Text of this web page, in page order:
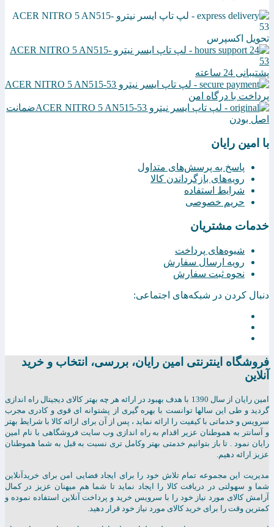
تحویل اکسپرس
پشتیبانی 24 ساعته
پرداخت با درگاه امن
ضمانت
اصل بودن
با امین رایان
پاسخ به پرسش‌های متداول
رویه‌های بازگرداندن کالا
شرایط استفاده
حریم خصوصی
خدمات مشتریان
شیوه‌های پرداخت
رویه ارسال سفارش
نحوه ثبت سفارش
دنبال کردن در شبکه‌های اجتماعی:
فروشگاه اینترنتی امين رايان، بررسی، انتخاب و خرید
آنلاین
امين رايان از سال 1390 با هدف بهبود در ارائه هر چه بهتر کالای دیجیتال راه اندازی
گردید و طی این سالها توانست با بهره گیری از پشتوانه ای قوی و کادری مجرب
سرویس و خدماتی با کیفیت را ارائه نماید ، پس از آن برای ارائه کالا با شرایط بهتر
و آسانتر به هموطنان عزیر اقدام به راه اندازی وب سایت فروشگاهی با نام امین
رایان نمود . تا باز بتوانیم خدمتی بهتر وکامل تری نسبت به قبل به شما هموطنان
عزیز ارائه دهیم.
مدیریت این مجموعه تمام تلاش خود را برای ایجاد فضایی امن برای خریدآنلاین
شما و سهولتی در دریافت کالا را ایجاد نماید تا شما هم میهنان عزیز در کمال
آرامش کالای مورد نیاز خود را با سرویس خرید و پرداخت آنلاین استفاده نموده و
کمترین وقت را برای خرید کالای مورد نیاز خود قرار دهید.